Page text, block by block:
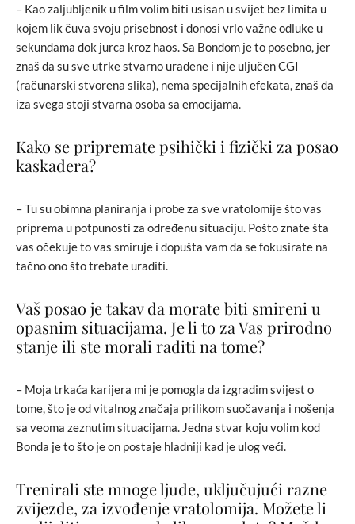
– Kao zaljubljenik u film volim biti usisan u svijet bez limita u
kojem lik čuva svoju prisebnost i donosi vrlo važne odluke u
sekundama dok jurca kroz haos. Sa Bondom je to posebno, jer
znaš da su sve utrke stvarno urađene i nije uljučen CGI
(računarski stvorena slika), nema specijalnih efekata, znaš da
iza svega stoji stvarna osoba sa emocijama.
Kako se pripremate psihički i fizički za posao
kaskadera?
– Tu su obimna planiranja i probe za sve vratolomije što vas
priprema u potpunosti za određenu situaciju. Pošto znate šta
vas očekuje to vas smiruje i dopušta vam da se fokusirate na
tačno ono što trebate uraditi.
Vaš posao je takav da morate biti smireni u
opasnim situacijama. Je li to za Vas prirodno
stanje ili ste morali raditi na tome?
– Moja trkaća karijera mi je pomogla da izgradim svijest o
tome, što je od vitalnog značaja prilikom suočavanja i nošenja
sa veoma zeznutim situacijama. Jedna stvar koju volim kod
Bonda je to što je on postaje hladniji kad je ulog veći.
Trenirali ste mnoge ljude, uključujući razne
zvijezde, za izvođenje vratolomija. Možete li